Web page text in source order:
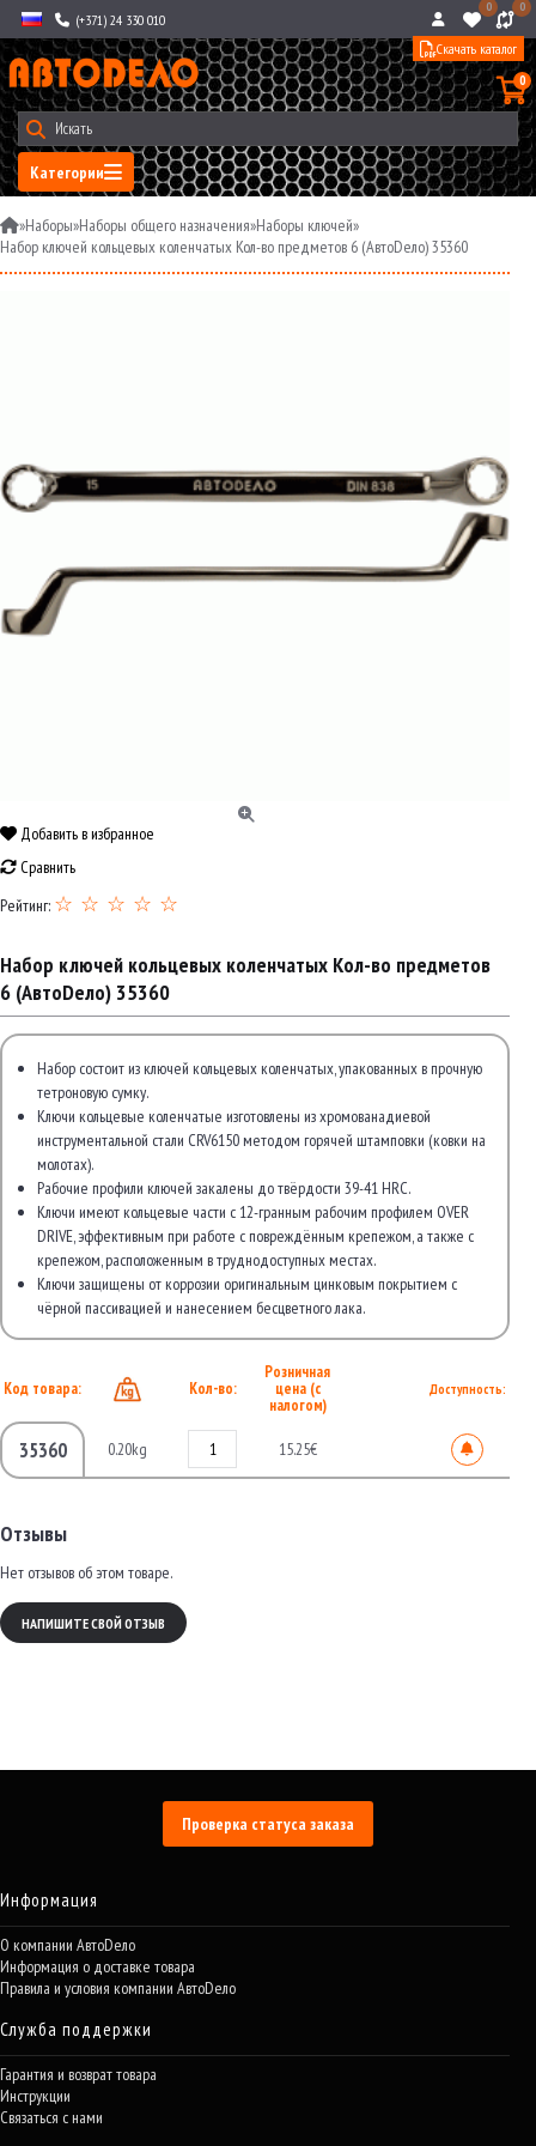
(+371) 24 330 010
0 0
Категории
0
Скачать каталог
»Наборы»Наборы общего назначения»Наборы ключей»
Набор ключей кольцевых коленчатых Кол-во предметов 6 (АвтоDело) 35360
Добавить в избранное
Сравнить
Рейтинг: ☆ ☆ ☆ ☆ ☆
Набор ключей кольцевых коленчатых Кол-во предметов
6 (АвтоDело) 35360
Набор состоит из ключей кольцевых коленчатых, упакованных в прочную
тетроновую сумку.
Ключи кольцевые коленчатые изготовлены из хромованадиевой
инструментальной стали CRV6150 методом горячей штамповки (ковки на
молотах).
Рабочие профили ключей закалены до твёрдости 39-41 HRC.
Ключи имеют кольцевые части с 12-гранным рабочим профилем OVER
DRIVE, эффективным при работе с повреждённым крепежом, а также с
крепежом, расположенным в труднодоступных местах.
Ключи защищены от коррозии оригинальным цинковым покрытием с
чёрной пассивацией и нанесением бесцветного лака.
Код товара: Кол-во:
Розничная
цена (с
налогом)
Доступность:
35360 0.20kg 15.25€
Отзывы
Нет отзывов об этом товаре.
НАПИШИТЕ СВОЙ ОТЗЫВ
Проверка статуса заказа
Информация
О компании АвтоDело
Информация о доставке товара
Правила и условия компании АвтоDело
Служба поддержки
Гарантия и возврат товара
Инструкции
Связаться с нами